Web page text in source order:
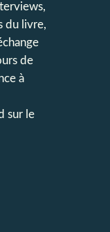
du livre,
de
à
sur le